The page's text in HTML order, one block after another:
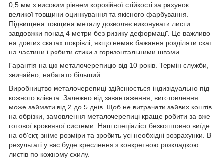
0,5 мм з високим рівнем корозійної стійкості за рахунок
великої товщини оцинкування та якісного фарбування.
Підвищена товщина металу дозволяє виконувати листи
завдовжки понад 4 метри без ризику деформації. Це важливо
на довгих скатах покрівлі, якщо немає бажання розділяти скат
на частини і робити стики з горизонтальними швами.
Гарантія на цю металочерепицю від 10 років. Термін служби,
звичайно, набагато більший.
Виробництво металочерепиці здійснюється індивідуально під
кожного клієнта. Залежно від завантаження, виготовлення
може займати від 2 до 5 днів. Щоб не витрачати зайвих коштів
на обрізки, замовлення металочерепиці краще робити за вже
готової кроквяної системи. Наш спеціаліст безкоштовно виїде
на об'єкт, зніме розміри та зробить усі необхідні розрахунки. В
результаті у вас буде креслення з конкретною розкладкою
листів по кожному схилу.